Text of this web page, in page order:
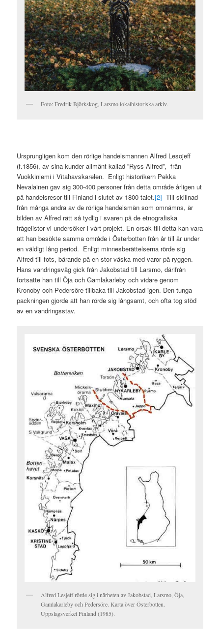
Foto: Fredrik Björkskog, Larsmo lokalhistoriska arkiv.
Ursprungligen kom den rörlige handelsmannen Alfred Lesojeff
(f.1856), av sina kunder allmänt kallad ”Ryss-Alfred”, från
Vuokkiniemi i Vitahavskarelen. Enligt historikern Pekka
Nevalainen gav sig 300-400 personer från detta område årligen ut
på handelsresor till Finland i slutet av 1800-talet.[2] Till skillnad
från många andra av de rörliga handelsmän som omnämns, är
bilden av Alfred rätt så tydlig i svaren på de etnografiska
frågelistor vi undersöker i vårt projekt. En orsak till detta kan vara
att han besökte samma område i Österbotten från år till år under
en väldigt lång period. Enligt minnesberättelserna rörde sig
Alfred till fots, bärande på en stor väska med varor på ryggen.
Hans vandringsväg gick från Jakobstad till Larsmo, därifrån
fortsatte han till Öja och Gamlakarleby och vidare genom
Kronoby och Pedersöre tillbaka till Jakobstad igen. Den tunga
packningen gjorde att han rörde sig långsamt, och ofta tog stöd
av en vandringsstav.
Alfred Lesjeff rörde sig i närheten av Jakobstad, Larsmo, Öja,
Gamlakarleby och Pedersöre. Karta över Österbotten.
Uppslagsverket Finland (1985).